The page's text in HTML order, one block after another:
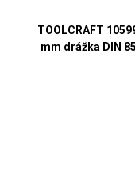
TOOLCRAFT
mm drážka DIN